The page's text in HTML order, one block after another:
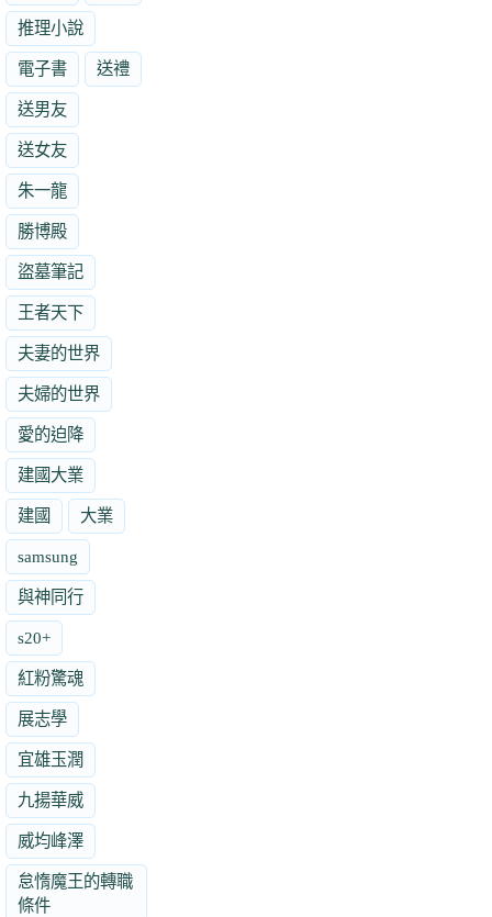
推理小說
電子書 送禮
送男友
送女友
朱一龍
勝博殿
盜墓筆記
王者天下
夫妻的世界
夫婦的世界
愛的迫降
建國大業
建國 大業
samsung
與神同行
s20+
紅粉驚魂
展志學
宜雄玉潤
九揚華威
威均峰澤
怠惰魔王的轉職
條件